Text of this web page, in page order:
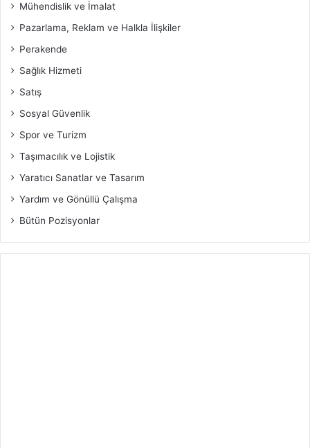
Mühendislik ve İmalat
Pazarlama, Reklam ve Halkla İlişkiler
Perakende
Sağlık Hizmeti
Satış
Sosyal Güvenlik
Spor ve Turizm
Taşımacılık ve Lojistik
Yaratıcı Sanatlar ve Tasarım
Yardım ve Gönüllü Çalışma
Bütün Pozisyonlar